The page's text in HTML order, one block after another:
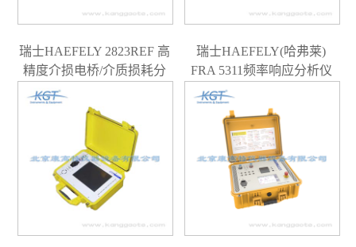
瑞士HAEFELY 2823REF 高
精度介损电桥/介质损耗分
瑞士HAEFELY(哈弗莱)
FRA 5311频率响应分析仪